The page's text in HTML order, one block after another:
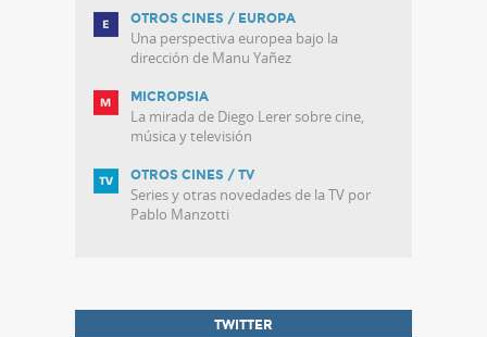
OTROS CINES / EUROPA
Una perspectiva europea bajo la
dirección de Manu Yañez
MICROPSIA
La mirada de Diego Lerer sobre cine,
música y televisión
OTROS CINES / TV
Series y otras novedades de la TV por
Pablo Manzotti
TWITTER